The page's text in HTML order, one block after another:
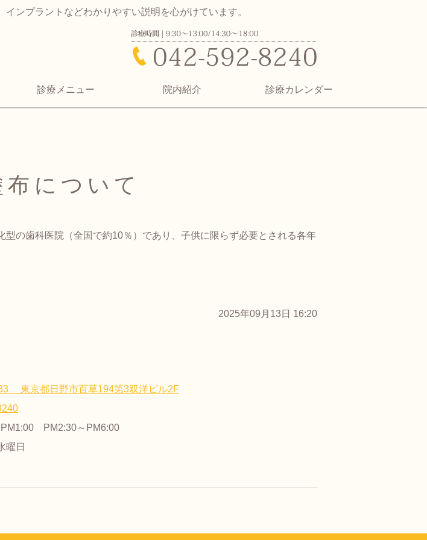
久木元歯科クリニック | 日野市百草の子供から大人ま
ンプラントなどわかりやすい説明を心がけています。
について
の歯科医院（全国で約10％）であり、子供に限らず必要とされる各年
2025年09月13日 16:20
東京都日野市百草194第3双洋ビル2F
PM2:30～PM6:00
曜日
診療メニュー 院内紹介 診療カレンダー